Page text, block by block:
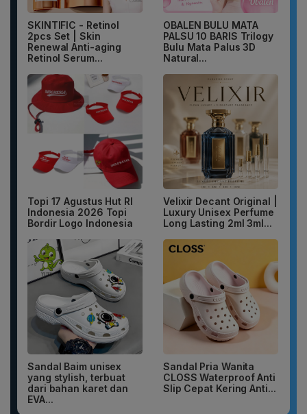
SKINTIFIC - Retinol
2pcs Set | Skin
Renewal Anti-aging
Retinol Serum...
OBALEN BULU MATA
PALSU 10 BARIS Trilogy
Bulu Mata Palus 3D
Natural...
Topi 17 Agustus Hut RI
Indonesia 2026 Topi
Bordir Logo Indonesia
Velixir Decant Original |
Luxury Unisex Perfume
Long Lasting 2ml 3ml...
Sandal Baim unisex
yang stylish, terbuat
dari bahan karet dan
EVA...
Sandal Pria Wanita
CLOSS Waterproof Anti
Slip Cepat Kering Anti...